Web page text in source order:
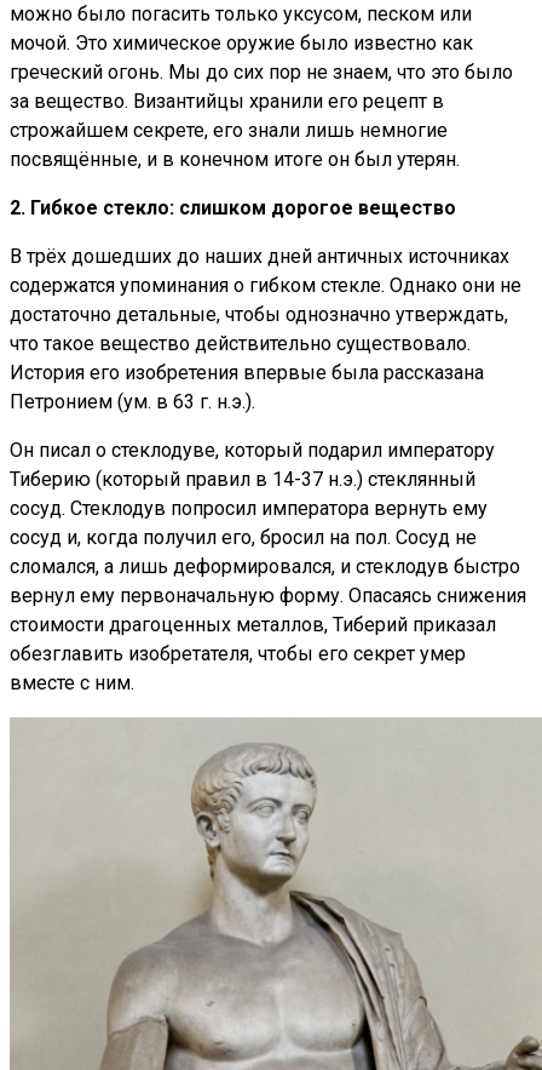
можно было погасить только уксусом, песком или
мочой. Это химическое оружие было известно как
греческий огонь. Мы до сих пор не знаем, что это было
за вещество. Византийцы хранили его рецепт в
строжайшем секрете, его знали лишь немногие
посвящённые, и в конечном итоге он был утерян.
2. Гибкое стекло: слишком дорогое вещество
В трёх дошедших до наших дней античных источниках
содержатся упоминания о гибком стекле. Однако они не
достаточно детальные, чтобы однозначно утверждать,
что такое вещество действительно существовало.
История его изобретения впервые была рассказана
Петронием (ум. в 63 г. н.э.).
Он писал о стеклодуве, который подарил императору
Тиберию (который правил в 14-37 н.э.) стеклянный
сосуд. Стеклодув попросил императора вернуть ему
сосуд и, когда получил его, бросил на пол. Сосуд не
сломался, а лишь деформировался, и стеклодув быстро
вернул ему первоначальную форму. Опасаясь снижения
стоимости драгоценных металлов, Тиберий приказал
обезглавить изобретателя, чтобы его секрет умер
вместе с ним.